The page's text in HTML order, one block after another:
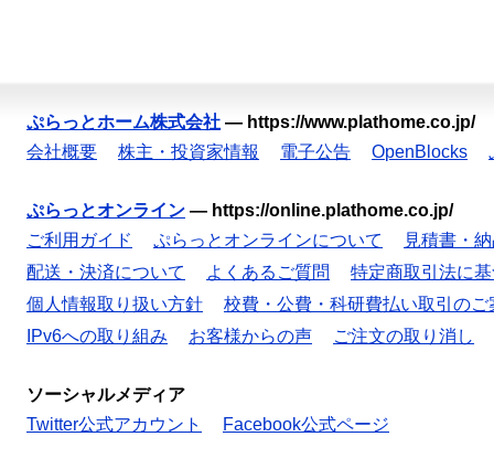
ぷらっとホーム株式会社 — https://www.plathome.co.jp/
会社概要
株主・投資家情報 電子公告 OpenBlocks
ぷらっとオンライン — https://online.plathome.co.jp/
ご利用ガイド
ぷらっとオンラインについて
見積書・
配送・決済について
よくあるご質問
特定商取引法に
個人情報取り扱い方針
校費・公費・科研費払い取引のご
IPv6への取り組み
お客様からの声 ご注文の取り消し
ソーシャルメディア
Twitter公式アカウント
Facebook公式ページ